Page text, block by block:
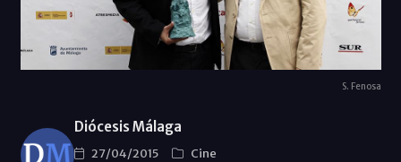
S. Fenosa
Diócesis Málaga
27/04/2015
Cine